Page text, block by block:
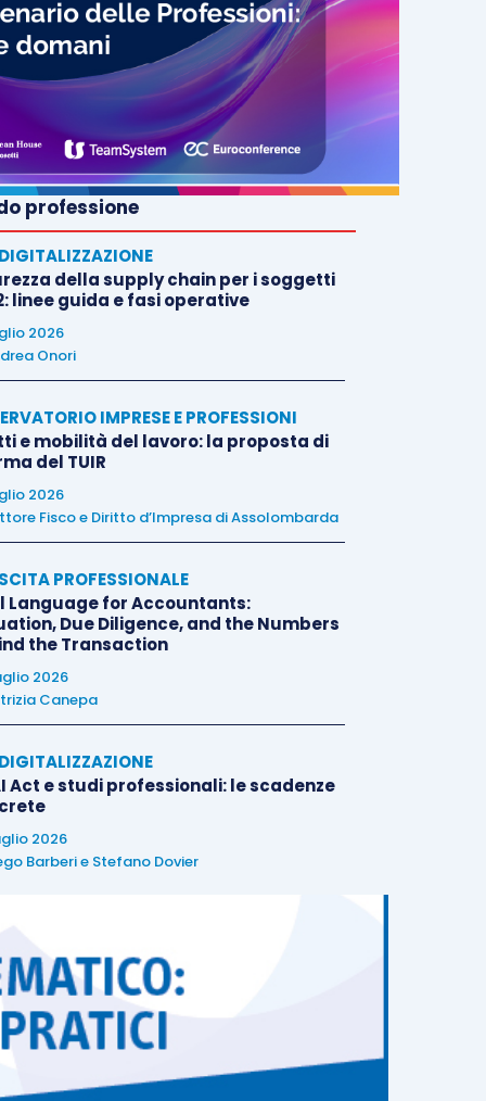
professione
della supply chain per i soggetti
linee guida e fasi operative
2026
Onori
IMPRESE E PROFESSIONI
e mobilità del lavoro: la proposta di
del TUIR
2026
Fisco e Diritto d’Impresa di Assolombarda
PROFESSIONALE
Language for Accountants:
Due Diligence, and the Numbers
the Transaction
2026
Canepa
Act e studi professionali: le scadenze
2026
Barberie Stefano Dovier